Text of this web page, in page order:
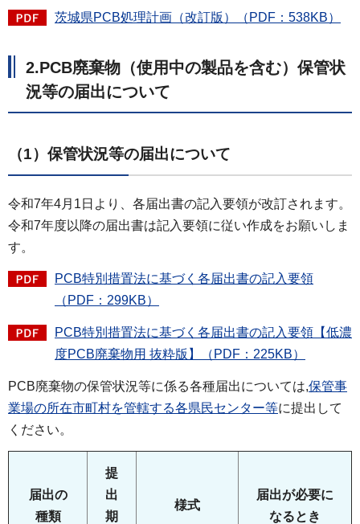
茨城県PCB処理計画（改訂版）（PDF：538KB）
2.PCB廃棄物（使用中の製品を含む）保管状
況等の届出について
（1）保管状況等の届出について
令和7年4月1日より、各届出書の記入要領が改訂されます。
令和7年度以降の届出書は記入要領に従い作成をお願いしま
す。
PCB特別措置法に基づく各届出書の記入要領
（PDF：299KB）
PCB特別措置法に基づく各届出書の記入要領【低濃
度PCB廃棄物用 抜粋版】（PDF：225KB）
PCB廃棄物の保管状況等に係る各種届出については,保管事
業場の所在市町村を管轄する各県民センター等に提出して
ください。
届出の
種類
提
出
期
様式
届出が必要に
なるとき